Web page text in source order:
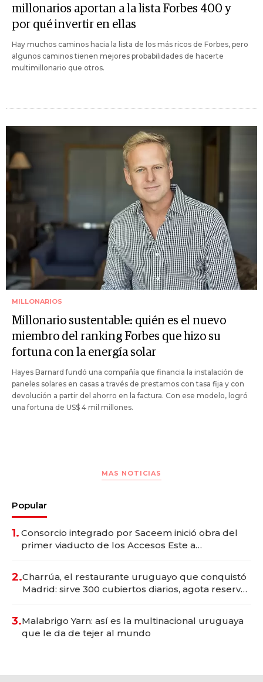
millonarios aportan a la lista Forbes 400 y
por qué invertir en ellas
Hay muchos caminos hacia la lista de los más ricos de Forbes, pero
algunos caminos tienen mejores probabilidades de hacerte
multimillonario que otros.
MILLONARIOS
Millonario sustentable: quién es el nuevo
miembro del ranking Forbes que hizo su
fortuna con la energía solar
Hayes Barnard fundó una compañía que financia la instalación de
paneles solares en casas a través de prestamos con tasa fija y con
devolución a partir del ahorro en la factura. Con ese modelo, logró
una fortuna de US$ 4 mil millones.
MAS NOTICIAS
Popular
1. Consorcio integrado por Saceem inició obra del
primer viaducto de los Accesos Este a
2.Charrúa, el restaurante uruguayo que conquistó
Madrid: sirve 300 cubiertos diarios, agota reservas
3.Malabrigo Yarn: así es la multinacional uruguaya
que le da de tejer al mundo